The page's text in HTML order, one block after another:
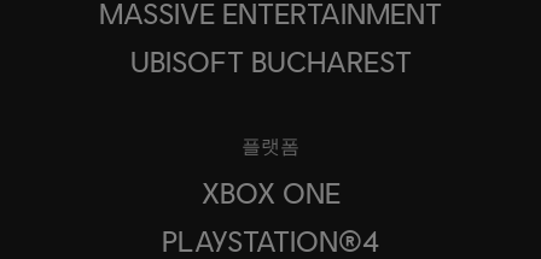
MASSIVE ENTERTAINMENT
UBISOFT BUCHAREST
플랫폼
XBOX ONE
PLAYSTATION®4